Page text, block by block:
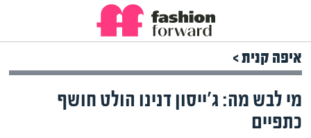
איפה קנית >
מי לבש מה: ג'ייסון דנינו הולט חושף
כתפיים